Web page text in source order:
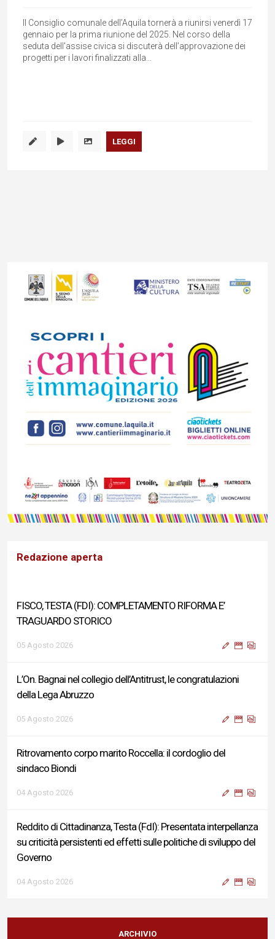
Il Consiglio comunale dell’Aquila tornerà a riunirsi venerdì 17
gennaio per la prima riunione del 2025. Nel corso della
seduta dell'assise civica si discuterà dell’approvazione dei
progetti per i lavori finalizzati alla...
LEGGI
Redazione aperta
FISCO, TESTA (FDI): COMPLETAMENTO RIFORMA E’
TRAGUARDO STORICO
05 Agosto 2026
L’On. Bagnai nel collegio dell’Antitrust, le congratulazioni
della Lega Abruzzo
05 Agosto 2026
Ritrovamento corpo marito Roccella: il cordoglio del
sindaco Biondi
04 Agosto 2026
Reddito di Cittadinanza, Testa (FdI): Presentata interpellanza
su criticità persistenti ed effetti sulle politiche di sviluppo del
Governo
04 Agosto 2026
Sigismondi, Liris e Testa: “Profondo cordoglio e vicinanza al
Ministro Roccella e alla sua famiglia”
ARCHIVIO